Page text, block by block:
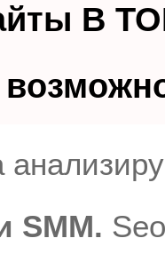
В
SMM.